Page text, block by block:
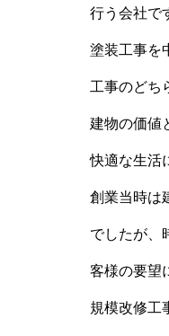
行う会社で
塗装工事を
工事のどち
建物の価値
快適な生活
創業当時は
でしたが、
客様の要望
規模改修工